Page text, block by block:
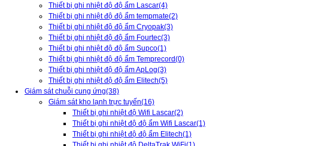
Thiết bị ghi nhiệt độ độ ẩm Lascar(4)
Thiết bị ghi nhiệt độ độ ẩm tempmate(2)
Thiết bị ghi nhiệt độ độ ẩm Cryopak(3)
Thiết bị ghi nhiệt độ độ ẩm Fourtec(3)
Thiết bị ghi nhiệt độ độ ẩm Supco(1)
Thiết bị ghi nhiệt độ độ ẩm Temprecord(0)
Thiết bị ghi nhiệt độ độ ẩm ApLog(3)
Thiết bị ghi nhiệt độ độ ẩm Elitech(5)
Giám sát chuỗi cung ứng(38)
Giám sát kho lạnh trực tuyến(16)
Thiết bị ghi nhiệt độ Wifi Lascar(2)
Thiết bị ghi nhiệt độ độ ẩm Wifi Lascar(1)
Thiết bị ghi nhiệt độ độ ẩm Elitech(1)